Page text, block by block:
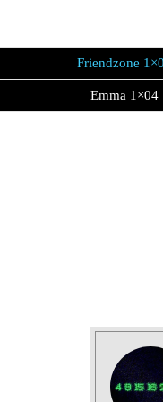
Friendzone
Emma 1×04